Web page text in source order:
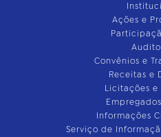
Ações e
Convênios e
Receitas e
Licitações e
Informações
Serviço de